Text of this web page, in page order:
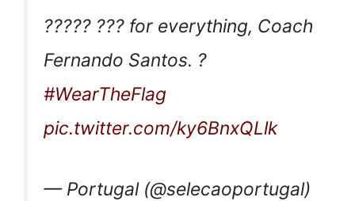
????? ??? for everything, Coach
Fernando Santos. ?
#WearTheFlag
pic.twitter.com/ky6BnxQLlk
— Portugal (@selecaoportugal)